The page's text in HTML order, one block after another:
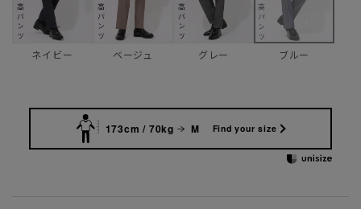
ネイビー ベージュ グレー ブルー
173cm / 70kg M Find your size